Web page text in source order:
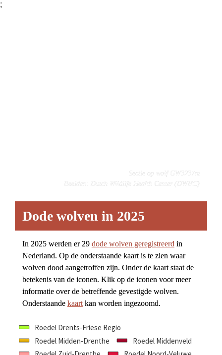
;
Dode wolven in 2025
In 2025 werden er 29 dode wolven geregistreerd in
Nederland. Op de onderstaande kaart is te zien waar
wolven dood aangetroffen zijn. Onder de kaart staat de
betekenis van de iconen. Klik op de iconen voor meer
informatie over de betreffende gevestigde wolven.
Onderstaande kaart kan worden ingezoomd.